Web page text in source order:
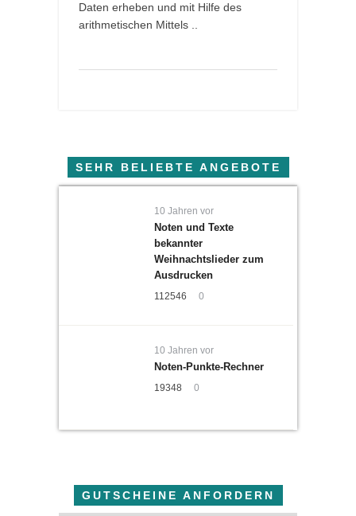
Daten erheben und mit Hilfe des
arithmetischen Mittels ..
SEHR BELIEBTE ANGEBOTE
10 Jahren vor
Noten und Texte
bekannter
Weihnachtslieder zum
Ausdrucken
112546 0
10 Jahren vor
Noten-Punkte-Rechner
19348 0
GUTSCHEINE ANFORDERN